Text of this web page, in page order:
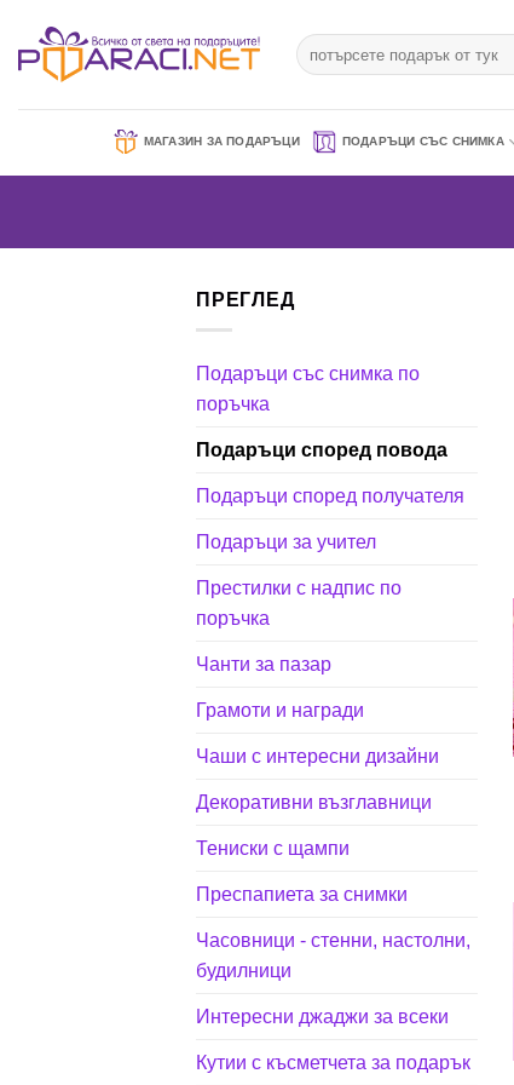
съдържанието
Търсене
за:
МАГАЗИН ЗА ПОДАРЪЦИ ПОДАРЪЦИ СЪС СНИМКА
ПРЕГЛЕД
Подаръци със снимка по
поръчка
Подаръци според повода
Подаръци според получателя
Подаръци за учител
Престилки с надпис по
поръчка
Чанти за пазар
Грамоти и награди
Чаши с интересни дизайни
Декоративни възглавници
Тениски с щампи
Преспапиета за снимки
Часовници - стенни, настолни,
будилници
Интересни джаджи за всеки
Кутии с късметчета за подарък